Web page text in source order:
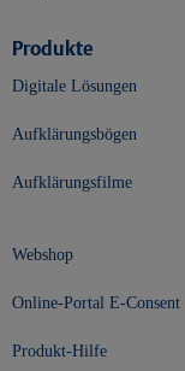
Produkte
Digitale Lösungen
Aufklärungsbögen
Aufklärungsfilme
Webshop
Online-Portal E-Consent
Produkt-Hilfe